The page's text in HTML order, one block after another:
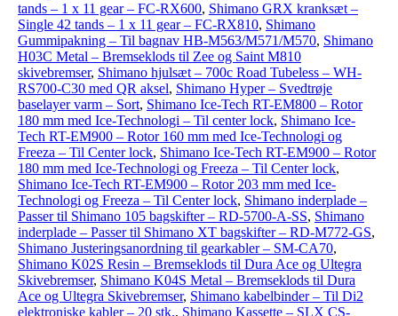
tands – 1 x 11 gear – FC-RX600, Shimano GRX kranksæt –
Single 42 tands – 1 x 11 gear – FC-RX810, Shimano
Gummipakning – Til bagnav HB-M563/M571/M570, Shimano
H03C Metal – Bremseklods til Zee og Saint M810
skivebremser, Shimano hjulsæt – 700c Road Tubeless – WH-
RS700-C30 med QR aksel, Shimano Hyper – Svedtrøje
baselayer varm – Sort, Shimano Ice-Tech RT-EM800 – Rotor
180 mm med Ice-Technologi – Til center lock, Shimano Ice-
Tech RT-EM900 – Rotor 160 mm med Ice-Technologi og
Freeza – Til Center lock, Shimano Ice-Tech RT-EM900 – Rotor
180 mm med Ice-Technologi og Freeza – Til Center lock,
Shimano Ice-Tech RT-EM900 – Rotor 203 mm med Ice-
Technologi og Freeza – Til Center lock, Shimano inderplade –
Passer til Shimano 105 bagskifter – RD-5700-A-SS, Shimano
inderplade – Passer til Shimano XT bagskifter – RD-M772-GS,
Shimano Justeringsanordning til gearkabler – SM-CA70,
Shimano K02S Resin – Bremseklods til Dura Ace og Ultegra
Skivebremser, Shimano K04S Metal – Bremseklods til Dura
Ace og Ultegra Skivebremser, Shimano kabelbinder – Til Di2
elektroniske kabler – 20 stk., Shimano Kassette – SLX CS-